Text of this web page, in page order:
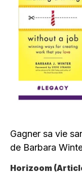
Gagner sa vie
de Barbara
Horizoom